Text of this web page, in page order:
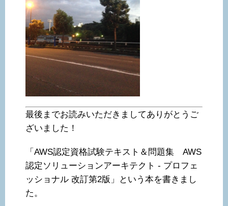
最後までお読みいただきましてありがとうご
ざいました！
「AWS認定資格試験テキスト＆問題集 AWS
認定ソリューションアーキテクト - プロフェ
ッショナル 改訂第2版」という本を書きまし
た。